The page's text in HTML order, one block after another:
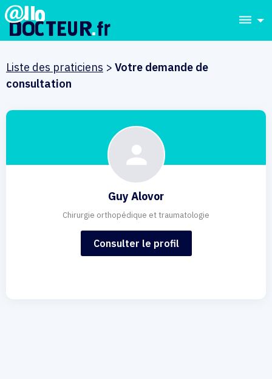
dehaze
Liste des praticiens > Votre demande de
consultation
Guy Alovor
Chirurgie orthopédique et traumatologie
Consulter le profil